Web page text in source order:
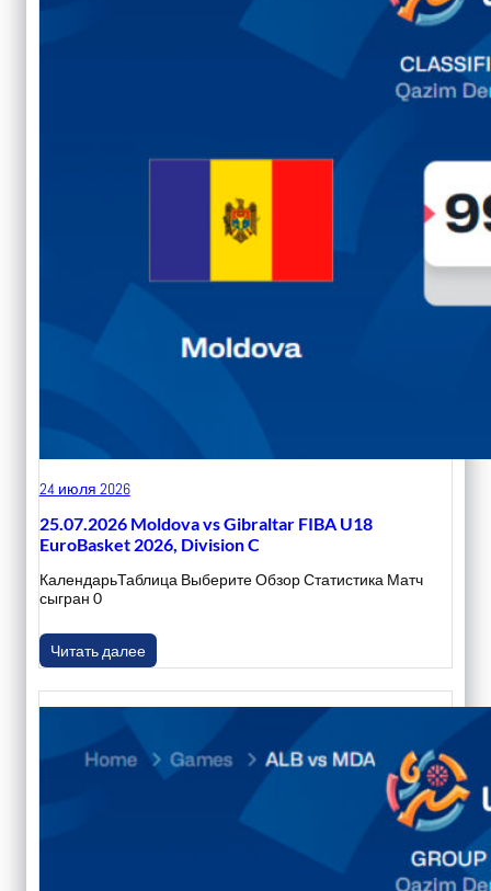
24 июля 2026
25.07.2026 Moldova vs Gibraltar FIBA U18
EuroBasket 2026, Division C
КалендарьТаблица Выберите Обзор Статистика Матч
сыгран 0
Читать далее